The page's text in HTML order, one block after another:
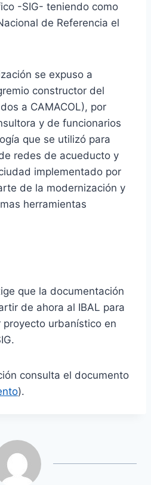
-SIG- teniendo como
de Referencia el
se expuso a
constructor del
a CAMACOL), por
y de funcionarios
que se utilizó para
redes de acueducto y
implementado por
de la modernización y
herramientas
que la documentación
de ahora al IBAL para
urbanístico en
consulta el documento
).